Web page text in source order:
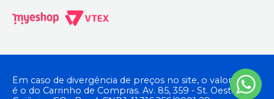
Em caso de divergência de preços no site, o valor válido
é o do Carrinho de Compras. Av. 85, 359 - St. Oeste,